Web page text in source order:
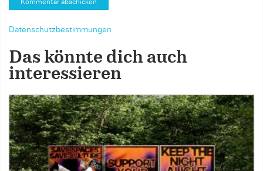
Datenschutzbestimmungen
Das könnte dich auch
interessieren